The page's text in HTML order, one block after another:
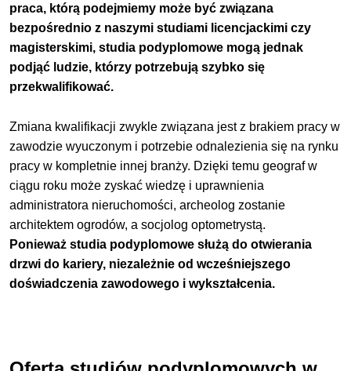
praca, którą podejmiemy może być związana
bezpośrednio z naszymi studiami licencjackimi czy
magisterskimi, studia podyplomowe mogą jednak
podjąć ludzie, którzy potrzebują szybko się
przekwalifikować.
Zmiana kwalifikacji zwykle związana jest z brakiem pracy w
zawodzie wyuczonym i potrzebie odnalezienia się na rynku
pracy w kompletnie innej branży. Dzięki temu geograf w
ciągu roku może zyskać wiedzę i uprawnienia
administratora nieruchomości, archeolog zostanie
architektem ogrodów, a socjolog optometrystą.
Ponieważ studia podyplomowe służą do otwierania
drzwi do kariery, niezależnie od wcześniejszego
doświadczenia zawodowego i wykształcenia.